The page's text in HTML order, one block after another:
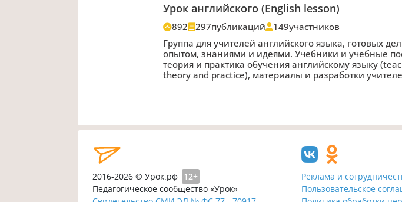
Урок английского (English lesson)
892 297публикаций 149участников
Группа для учителей английского языка, готовых
опытом, знаниями и идеями. Учебники и учебные
теория и практика обучения английскому языку
theory and practice), материалы и разработки
2016-2026 © Урок.рф 12+
Педагогическое сообщество «Урок»
Реклама и
Пользовательское